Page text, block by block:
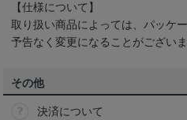
【仕様について】
取り扱い商品によっては、パッケ
予告なく変更になることがございま
その他
決済について